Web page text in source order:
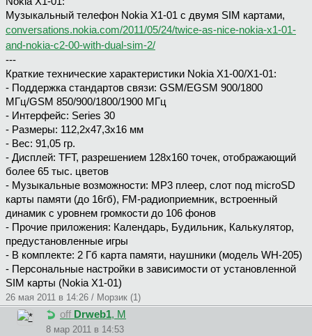
Музыкальный телефон Nokia X1-01 с двумя SIM картами,
conversations.nokia.com/2011/05/24/twice-as-nice-nokia-x1-01-
and-nokia-c2-00-with-dual-sim-2/
---
Краткие технические характеристики Nokia X1-00/X1-01:
- Поддержка стандартов связи: GSM/EGSM 900/1800
МГц/GSM 850/900/1800/1900 МГц
- Интерфейс: Series 30
- Размеры: 112,2х47,3х16 мм
- Вес: 91,05 гр.
- Дисплей: TFT, разрешением 128х160 точек, отображающий
более 65 тыс. цветов
- Музыкальные возможности: MP3 плеер, слот под microSD
карты памяти (до 16гб), FM-радиоприемник, встроенный
динамик с уровнем громкости до 106 фонов
- Прочие приложения: Календарь, Будильник, Калькулятор,
предустановленные игры
- В комплекте: 2 Гб карта памяти, наушники (модель WH-205)
- Персональные настройки в зависимости от установленной
SIM карты (Nokia X1-01)
26 мая 2011 в 14:26 / Морзик (1)
off Drweb1, М
8 мар 2011 в 14:53